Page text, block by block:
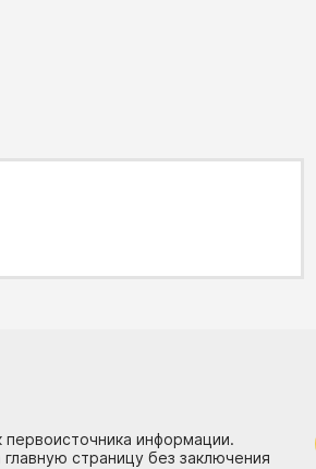
информации.
страницу без заключения